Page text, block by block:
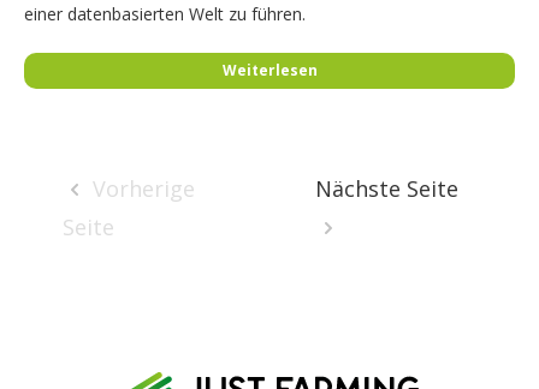
einer datenbasierten Welt zu führen.
Weiterlesen
Vorherige
Seite
Nächste Seite